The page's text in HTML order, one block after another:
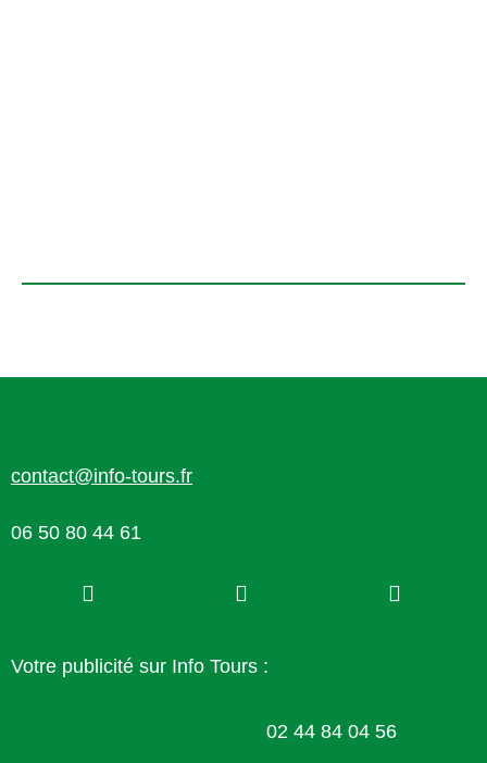
contact@info-tours.fr
06 50 80 44 61
Votre publicité sur Info Tours :
02 44 84 04 56